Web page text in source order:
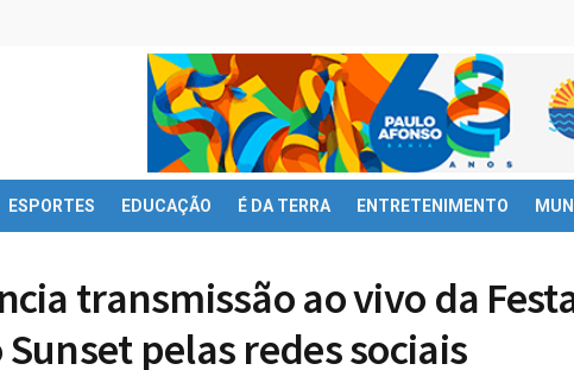
ESPORTES EDUCAÇÃO É DA TERRA ENTRETENIMENTO
transmissão ao vivo da
pelas redes sociais